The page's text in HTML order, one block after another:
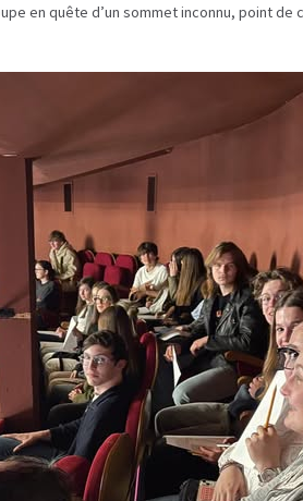
en quête d’un sommet inconnu, point